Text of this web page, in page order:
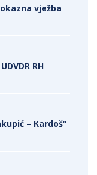
vježba
RH
– Kardoš“